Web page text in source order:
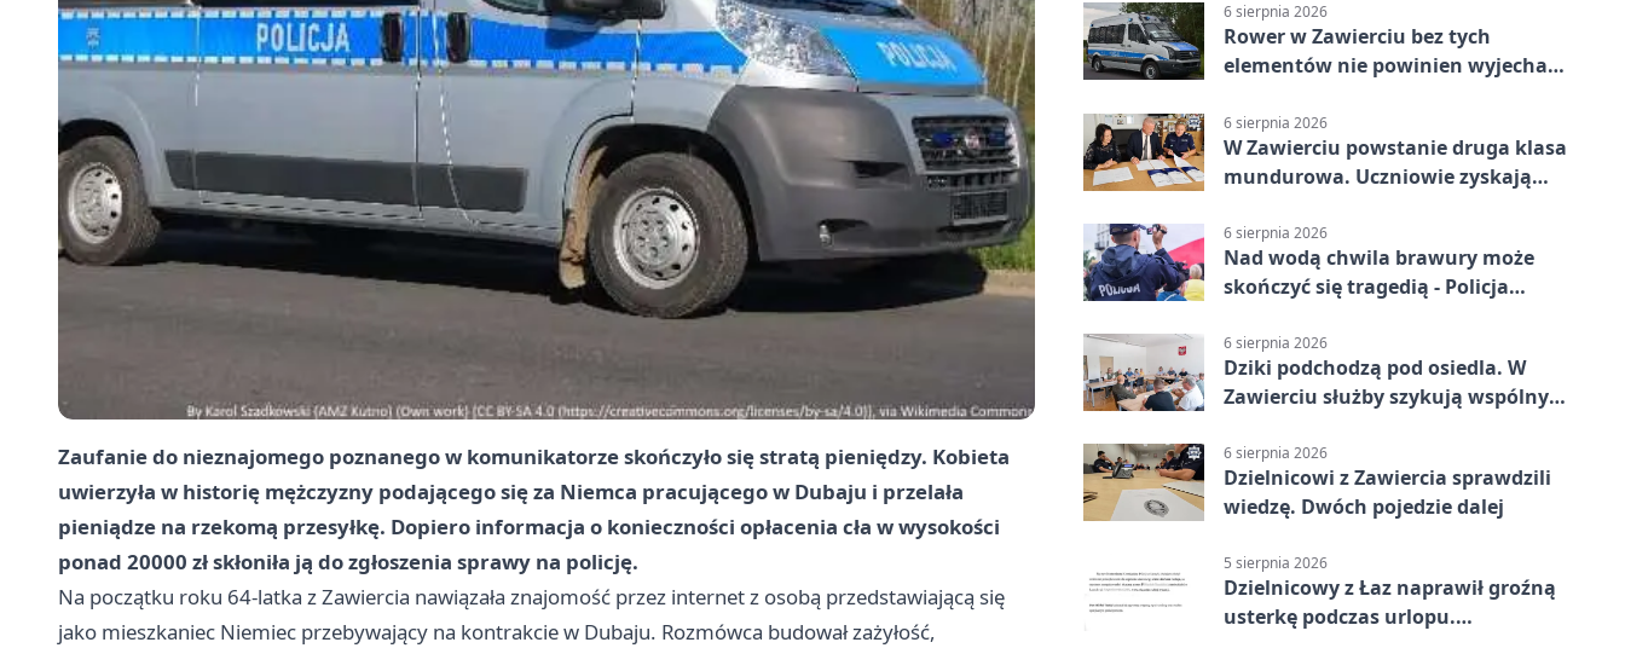
Zaufanie do nieznajomego poznanego w komunikatorze skończyło się stratą pieniędzy. Kobieta
uwierzyła w historię mężczyzny podającego się za Niemca pracującego w Dubaju i przelała
pieniądze na rzekomą przesyłkę. Dopiero informacja o konieczności opłacenia cła w wysokości
ponad 20000 zł skłoniła ją do zgłoszenia sprawy na policję.
Na początku roku 64-latka z Zawiercia nawiązała znajomość przez internet z osobą przedstawiającą się
jako mieszkaniec Niemiec przebywający na kontrakcie w Dubaju. Rozmówca budował zażyłość,
6 sierpnia 2026
Rower w Zawierciu bez tych
elementów nie powinien wyjechać
6 sierpnia 2026
W Zawierciu powstanie druga klasa
mundurowa. Uczniowie zyskają
6 sierpnia 2026
Nad wodą chwila brawury może
skończyć się tragedią - Policja
6 sierpnia 2026
Dziki podchodzą pod osiedla. W
Zawierciu służby szykują wspólny
6 sierpnia 2026
Dzielnicowi z Zawiercia sprawdzili
wiedzę. Dwóch pojedzie dalej
5 sierpnia 2026
Dzielnicowy z Łaz naprawił groźną
usterkę podczas urlopu.